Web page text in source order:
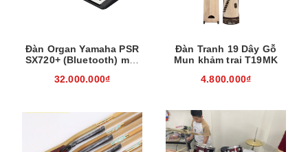
Đàn Organ Yamaha PSR
SX720+ (Bluetooth) mới
32.000.000₫
Đàn Tranh 19 Dây Gỗ
Mun khảm trai T19MK
4.800.000₫